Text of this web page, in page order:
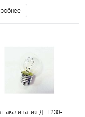
накаливания ДШ 230-